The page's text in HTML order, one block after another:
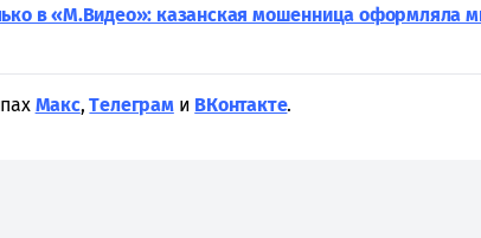
в «М.Видео»: казанская мошенница оформляла
Макс,Tелеграми ВКонтакте.